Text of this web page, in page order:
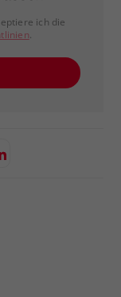
ich die
.